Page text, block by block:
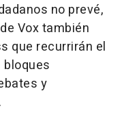
no prevé,
Vox también
que recurrirán el
bloques
y